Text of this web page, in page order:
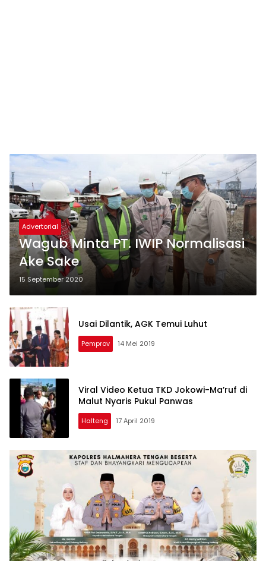
Advertorial
Wagub Minta PT. IWIP Normalisasi
Ake Sake
15 September 2020
Usai Dilantik, AGK Temui Luhut
Pemprov 14 Mei 2019
Viral Video Ketua TKD Jokowi-Ma’ruf di
Malut Nyaris Pukul Panwas
Halteng 17 April 2019